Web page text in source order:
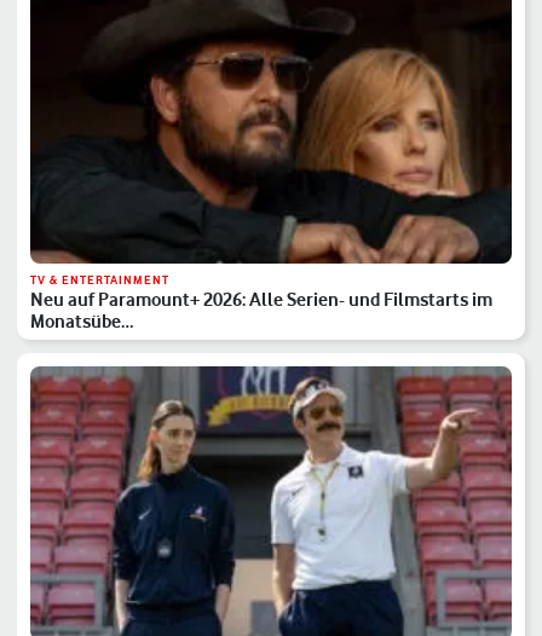
TV & ENTERTAINMENT
Neu auf Paramount+ 2026: Alle Serien- und Filmstarts im
Monatsübe…